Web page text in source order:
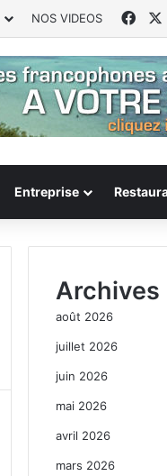
NOS VIDEOS
Entreprise
Archives
août 2026
juillet 2026
juin 2026
mai 2026
avril 2026
mars 2026